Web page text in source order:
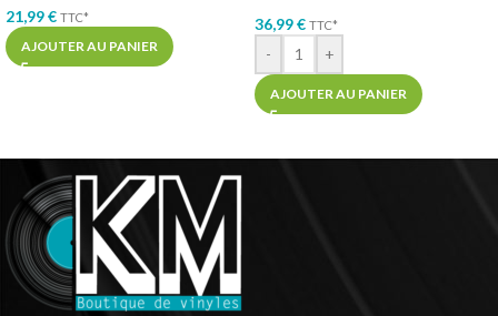
21,99€ TTC*
AJOUTER AU PANIER
36,99€ TTC*
- +
AJOUTER AU PANIER